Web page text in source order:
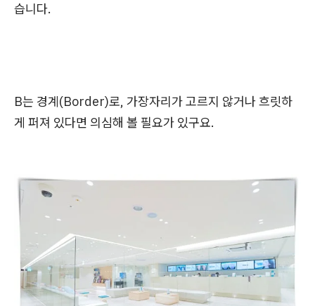
습니다.
B는 경계(Border)로, 가장자리가 고르지 않거나 흐릿하
게 퍼져 있다면 의심해 볼 필요가 있구요.